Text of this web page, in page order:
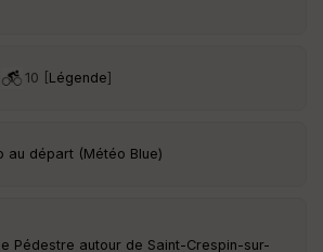
10 [Légende]
au départ (Météo Blue)
Pédestre autour de Saint-Crespin-sur-